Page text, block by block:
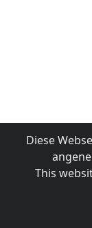
Diese
This